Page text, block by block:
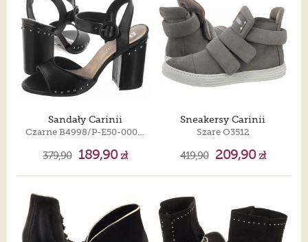
Sandały Carinii
Czarne B4998/P-E50-000-000-C00
379,90 189,90zł
Sneakersy Carinii
Szare O3512
419,90 209,90zł